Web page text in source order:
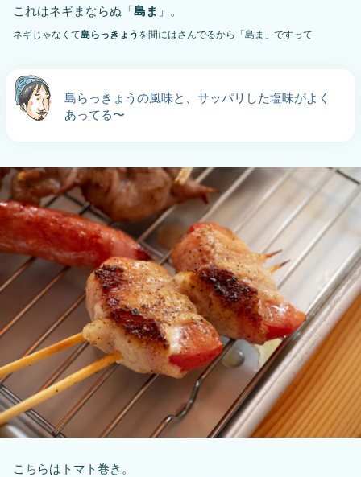
これはネギまならぬ「島ま 」。
ネギじゃなくて島らっきょうを間にはさんでるから「島ま」ですって
島らっきょうの風味と、サッパリした塩味がよく
あってる〜
こちらはトマト巻き。